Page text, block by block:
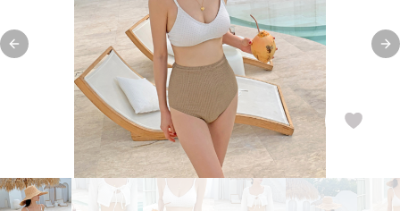
Previous slide